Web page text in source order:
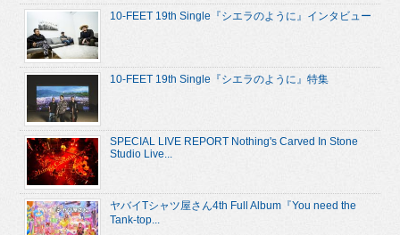
10-FEET 19th Single『シエラのように』インタビュー
10-FEET 19th Single『シエラのように』特集
SPECIAL LIVE REPORT Nothing's Carved In Stone
Studio Live...
ヤバイTシャツ屋さん4th Full Album『You need the
Tank-top...